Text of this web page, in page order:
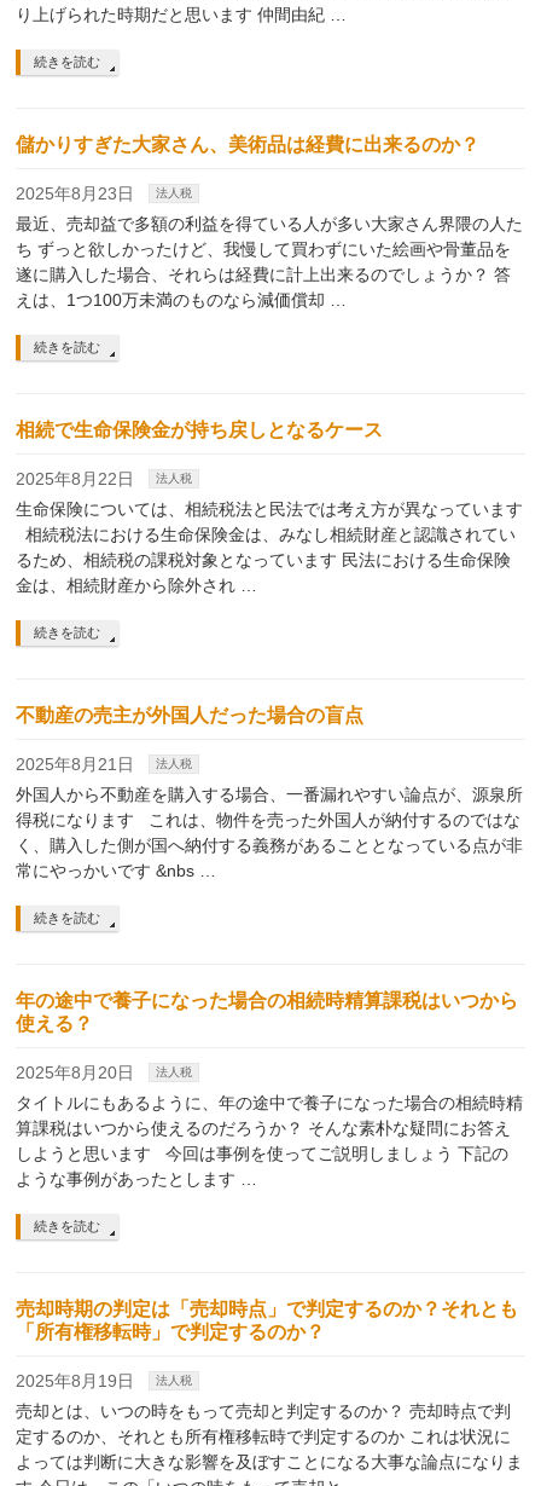
り上げられた時期だと思います 仲間由紀 …
続きを読む
儲かりすぎた大家さん、美術品は経費に出来るのか？
2025年8月23日 法人税
最近、売却益で多額の利益を得ている人が多い大家さん界隈の人た
ち ずっと欲しかったけど、我慢して買わずにいた絵画や骨董品を
遂に購入した場合、それらは経費に計上出来るのでしょうか？ 答
えは、1つ100万未満のものなら減価償却 …
続きを読む
相続で生命保険金が持ち戻しとなるケース
2025年8月22日 法人税
生命保険については、相続税法と民法では考え方が異なっています
相続税法における生命保険金は、みなし相続財産と認識されてい
るため、相続税の課税対象となっています 民法における生命保険
金は、相続財産から除外され …
続きを読む
不動産の売主が外国人だった場合の盲点
2025年8月21日 法人税
外国人から不動産を購入する場合、一番漏れやすい論点が、源泉所
得税になります これは、物件を売った外国人が納付するのではな
く、購入した側が国へ納付する義務があることとなっている点が非
常にやっかいです &nbs …
続きを読む
年の途中で養子になった場合の相続時精算課税はいつから
使える？
2025年8月20日 法人税
タイトルにもあるように、年の途中で養子になった場合の相続時精
算課税はいつから使えるのだろうか？ そんな素朴な疑問にお答え
しようと思います 今回は事例を使ってご説明しましょう 下記の
ような事例があったとします …
続きを読む
売却時期の判定は「売却時点」で判定するのか？それとも
「所有権移転時」で判定するのか？
2025年8月19日 法人税
売却とは、いつの時をもって売却と判定するのか？ 売却時点で判
定するのか、それとも所有権移転時で判定するのか これは状況に
よっては判断に大きな影響を及ぼすことになる大事な論点になりま